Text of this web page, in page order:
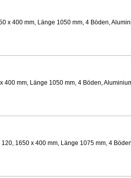
x 400 mm, Länge 1050 mm, 4 Böden,
mm, Länge 1050 mm, 4 Böden,
1650 x 400 mm, Länge 1075 mm, 4